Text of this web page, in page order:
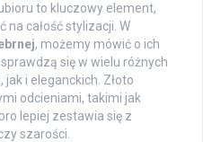
to kluczowy element,
na całość stylizacji. W
, możemy mówić o ich
się w wielu różnych
i eleganckich. Złoto
odcieniami, takimi jak
lepiej zestawia się z
szarości.